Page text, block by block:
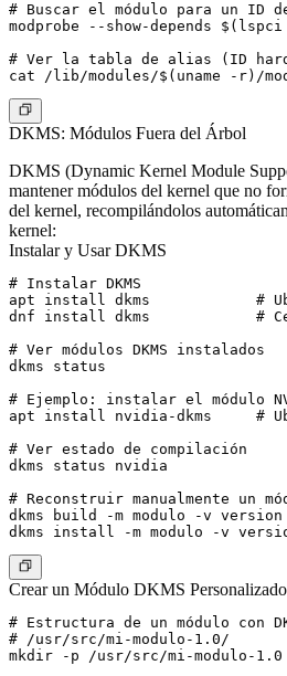
# Buscar el módulo para un ID
modprobe --show-depends
# Ver la tabla de alias (ID
DKMS: Módulos Fuera del Árbol
DKMS (Dynamic Kernel Module
mantener módulos del kernel que no
del kernel, recompilándolos
kernel:
Instalar y Usar DKMS
# Instalar DKMS
apt install dkms            #
dnf install dkms            #
# Ver módulos DKMS instalados
dkms status
# Ejemplo: instalar el módulo
apt install nvidia-dkms     #
# Ver estado de compilación
dkms status nvidia
# Reconstruir manualmente un
dkms build -m modulo -v
Crear un Módulo DKMS Personalizado
# Estructura de un módulo con
# /usr/src/mi-modulo-1.0/
mkdir -p /usr/src/mi-modulo-1.0